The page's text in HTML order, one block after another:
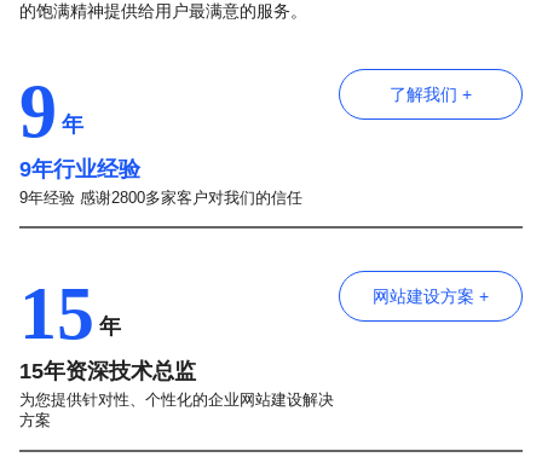
的饱满精神提供给用户最满意的服务。
9 年
9年行业经验
9年经验 感谢2800多家客户对我们的信任
了解我们 +
15 年
15年资深技术总监
为您提供针对性、个性化的企业网站建设解决
方案
网站建设方案 +